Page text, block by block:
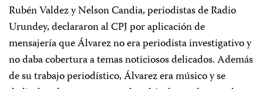
Rubén Valdez y Nelson Candia, periodistas de Radio
Urundey, declararon al CPJ por aplicación de
mensajería que Álvarez no era periodista investigativo y
no daba cobertura a temas noticiosos delicados. Además
de su trabajo periodístico, Álvarez era músico y se